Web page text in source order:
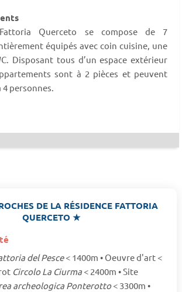
Querceto se compose de 7
équipés avec coin cuisine, une
Disposant tous d’un espace extérieur
sont à 2 pièces et peuvent
4 personnes.
DE LA RÉSIDENCE FATTORIA
QUERCETO ★
del Pesce< 1400m • Oeuvre d'art <
Circolo La Ciurma < 2400m • Site
archeologica Ponterotto< 3300m •